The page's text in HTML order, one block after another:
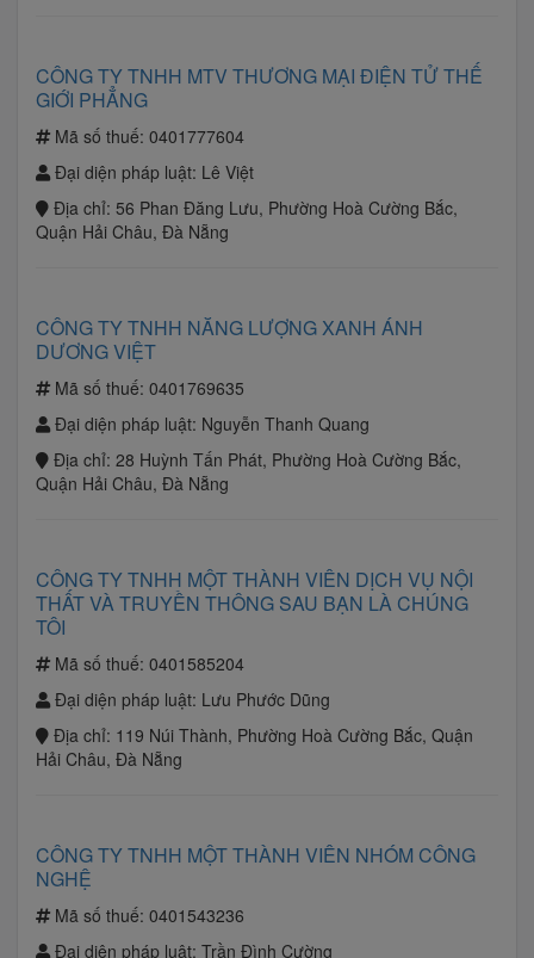
CÔNG TY TNHH MTV THƯƠNG MẠI ĐIỆN TỬ THẾ
GIỚI PHẲNG
Mã số thuế: 0401777604
Đại diện pháp luật: Lê Việt
Địa chỉ: 56 Phan Đăng Lưu, Phường Hoà Cường Bắc,
Quận Hải Châu, Đà Nẵng
CÔNG TY TNHH NĂNG LƯỢNG XANH ÁNH
DƯƠNG VIỆT
Mã số thuế: 0401769635
Đại diện pháp luật: Nguyễn Thanh Quang
Địa chỉ: 28 Huỳnh Tấn Phát, Phường Hoà Cường Bắc,
Quận Hải Châu, Đà Nẵng
CÔNG TY TNHH MỘT THÀNH VIÊN DỊCH VỤ NỘI
THẤT VÀ TRUYỀN THÔNG SAU BẠN LÀ CHÚNG
TÔI
Mã số thuế: 0401585204
Đại diện pháp luật: Lưu Phước Dũng
Địa chỉ: 119 Núi Thành, Phường Hoà Cường Bắc, Quận
Hải Châu, Đà Nẵng
CÔNG TY TNHH MỘT THÀNH VIÊN NHÓM CÔNG
NGHỆ
Mã số thuế: 0401543236
Đại diện pháp luật: Trần Đình Cường